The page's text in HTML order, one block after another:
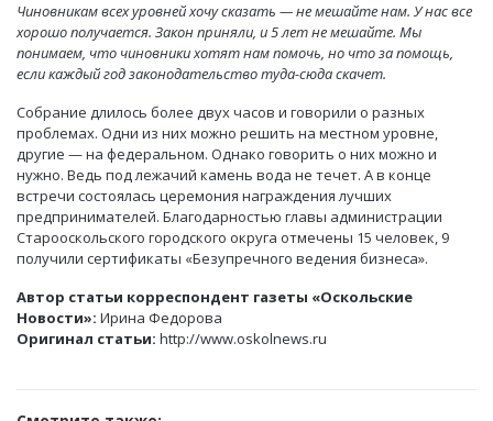
Чиновникам всех уровней хочу сказать — не мешайте нам. У нас все
хорошо получается. Закон приняли, и 5 лет не мешайте. Мы
понимаем, что чиновники хотят нам помочь, но что за помощь,
если каждый год законодательство туда-сюда скачет.
Собрание длилось более двух часов и говорили о разных
проблемах. Одни из них можно решить на местном уровне,
другие — на федеральном. Однако говорить о них можно и
нужно. Ведь под лежачий камень вода не течет. А в конце
встречи состоялась церемония награждения лучших
предпринимателей. Благодарностью главы администрации
Старооскольского городского округа отмечены 15 человек, 9
получили сертификаты «Безупречного ведения бизнеса».
Автор статьи корреспондент газеты «Оскольские
Новости»: Ирина Федорова
Оригинал статьи: http://www.oskolnews.ru